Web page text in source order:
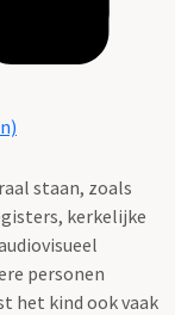
staan, zoals
kerkelijke
personen
het kind ook vaak